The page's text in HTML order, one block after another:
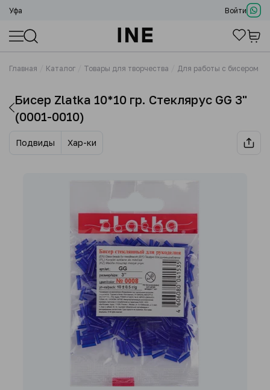
Уфа Войти
Главная Каталог Товары для творчества Для работы с бисером
Бисер Zlatka 10*10 гр. Стеклярус GG 3"
(0001-0010)
Подвиды Хар-ки